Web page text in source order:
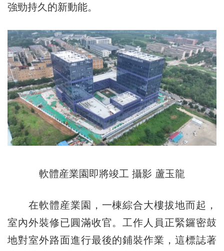
強勁持久的新動能。
軟體産業園即將竣工 攝影 蘆玉龍
在軟體産業園，一棟綜合大樓拔地而起，
室內外裝修已圓滿收官。工作人員正緊鑼密鼓
地對室外路面進行最後的鋪裝作業，這標誌著